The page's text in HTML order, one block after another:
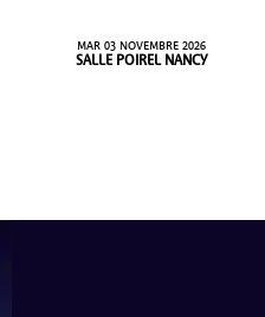
MAR 03 NOVEMBRE 2026
SALLE POIREL NANCY